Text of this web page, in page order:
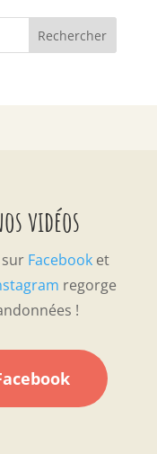
vidéos
Facebooket
regorge
!